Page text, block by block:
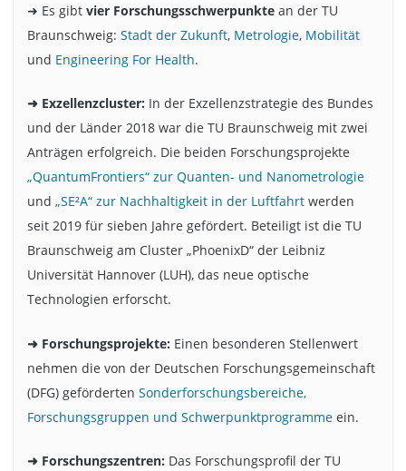
➜ Es gibt vier Forschungsschwerpunktean der TU
Braunschweig: Stadt der Zukunft, Metrologie, Mobilität
und Engineering For Health.
➜ Exzellenzcluster: In der Exzellenzstrategie des Bundes
und der Länder 2018 war die TU Braunschweig mit zwei
Anträgen erfolgreich. Die beiden Forschungsprojekte
„QuantumFrontiers“ zur Quanten- und Nanometrologie
und „SE²A“ zur Nachhaltigkeit in der Luftfahrtwerden
seit 2019 für sieben Jahre gefördert. Beteiligt ist die TU
Braunschweig am Cluster „PhoenixD“ der Leibniz
Universität Hannover (LUH), das neue optische
Technologien erforscht.
➜ Forschungsprojekte: Einen besonderen Stellenwert
nehmen die von der Deutschen Forschungsgemeinschaft
(DFG) geförderten Sonderforschungsbereiche,
Forschungsgruppen und Schwerpunktprogrammeein.
➜ Forschungszentren: Das Forschungsprofil der TU